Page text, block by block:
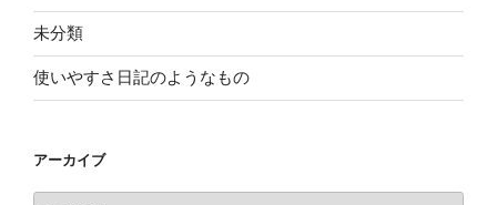
未分類
使いやすさ日記のようなもの
アーカイブ